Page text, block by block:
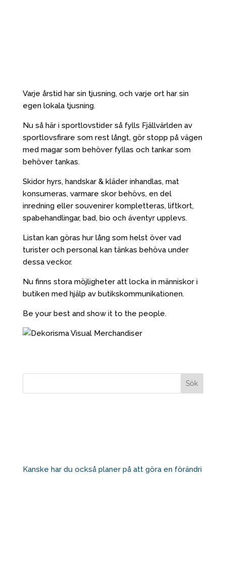
Varje årstid har sin tjusning, och varje ort har sin
egen lokala tjusning.
Nu så här i sportlovstider så fylls Fjällvärlden av
sportlovsfirare som rest långt, gör stopp på vägen
med magar som behöver fyllas och tankar som
behöver tankas.
Skidor hyrs, handskar & kläder inhandlas, mat
konsumeras, varmare skor behövs, en del
inredning eller souvenirer kompletteras, liftkort,
spabehandlingar, bad, bio och äventyr upplevs.
Listan kan göras hur lång som helst över vad
turister och personal kan tänkas behöva under
dessa veckor.
Nu finns stora möjligheter att locka in människor i
butiken med hjälp av butikskommunikationen.
Be your best and show it to the people.
Kanske har du också planer på att göra en förändri